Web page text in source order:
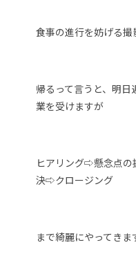
食事の進行を妨げる撮
帰るって言うと、明
業を受けますが
ヒアリング⇨懸念点
決⇨クロージング
まで綺麗にやってきま